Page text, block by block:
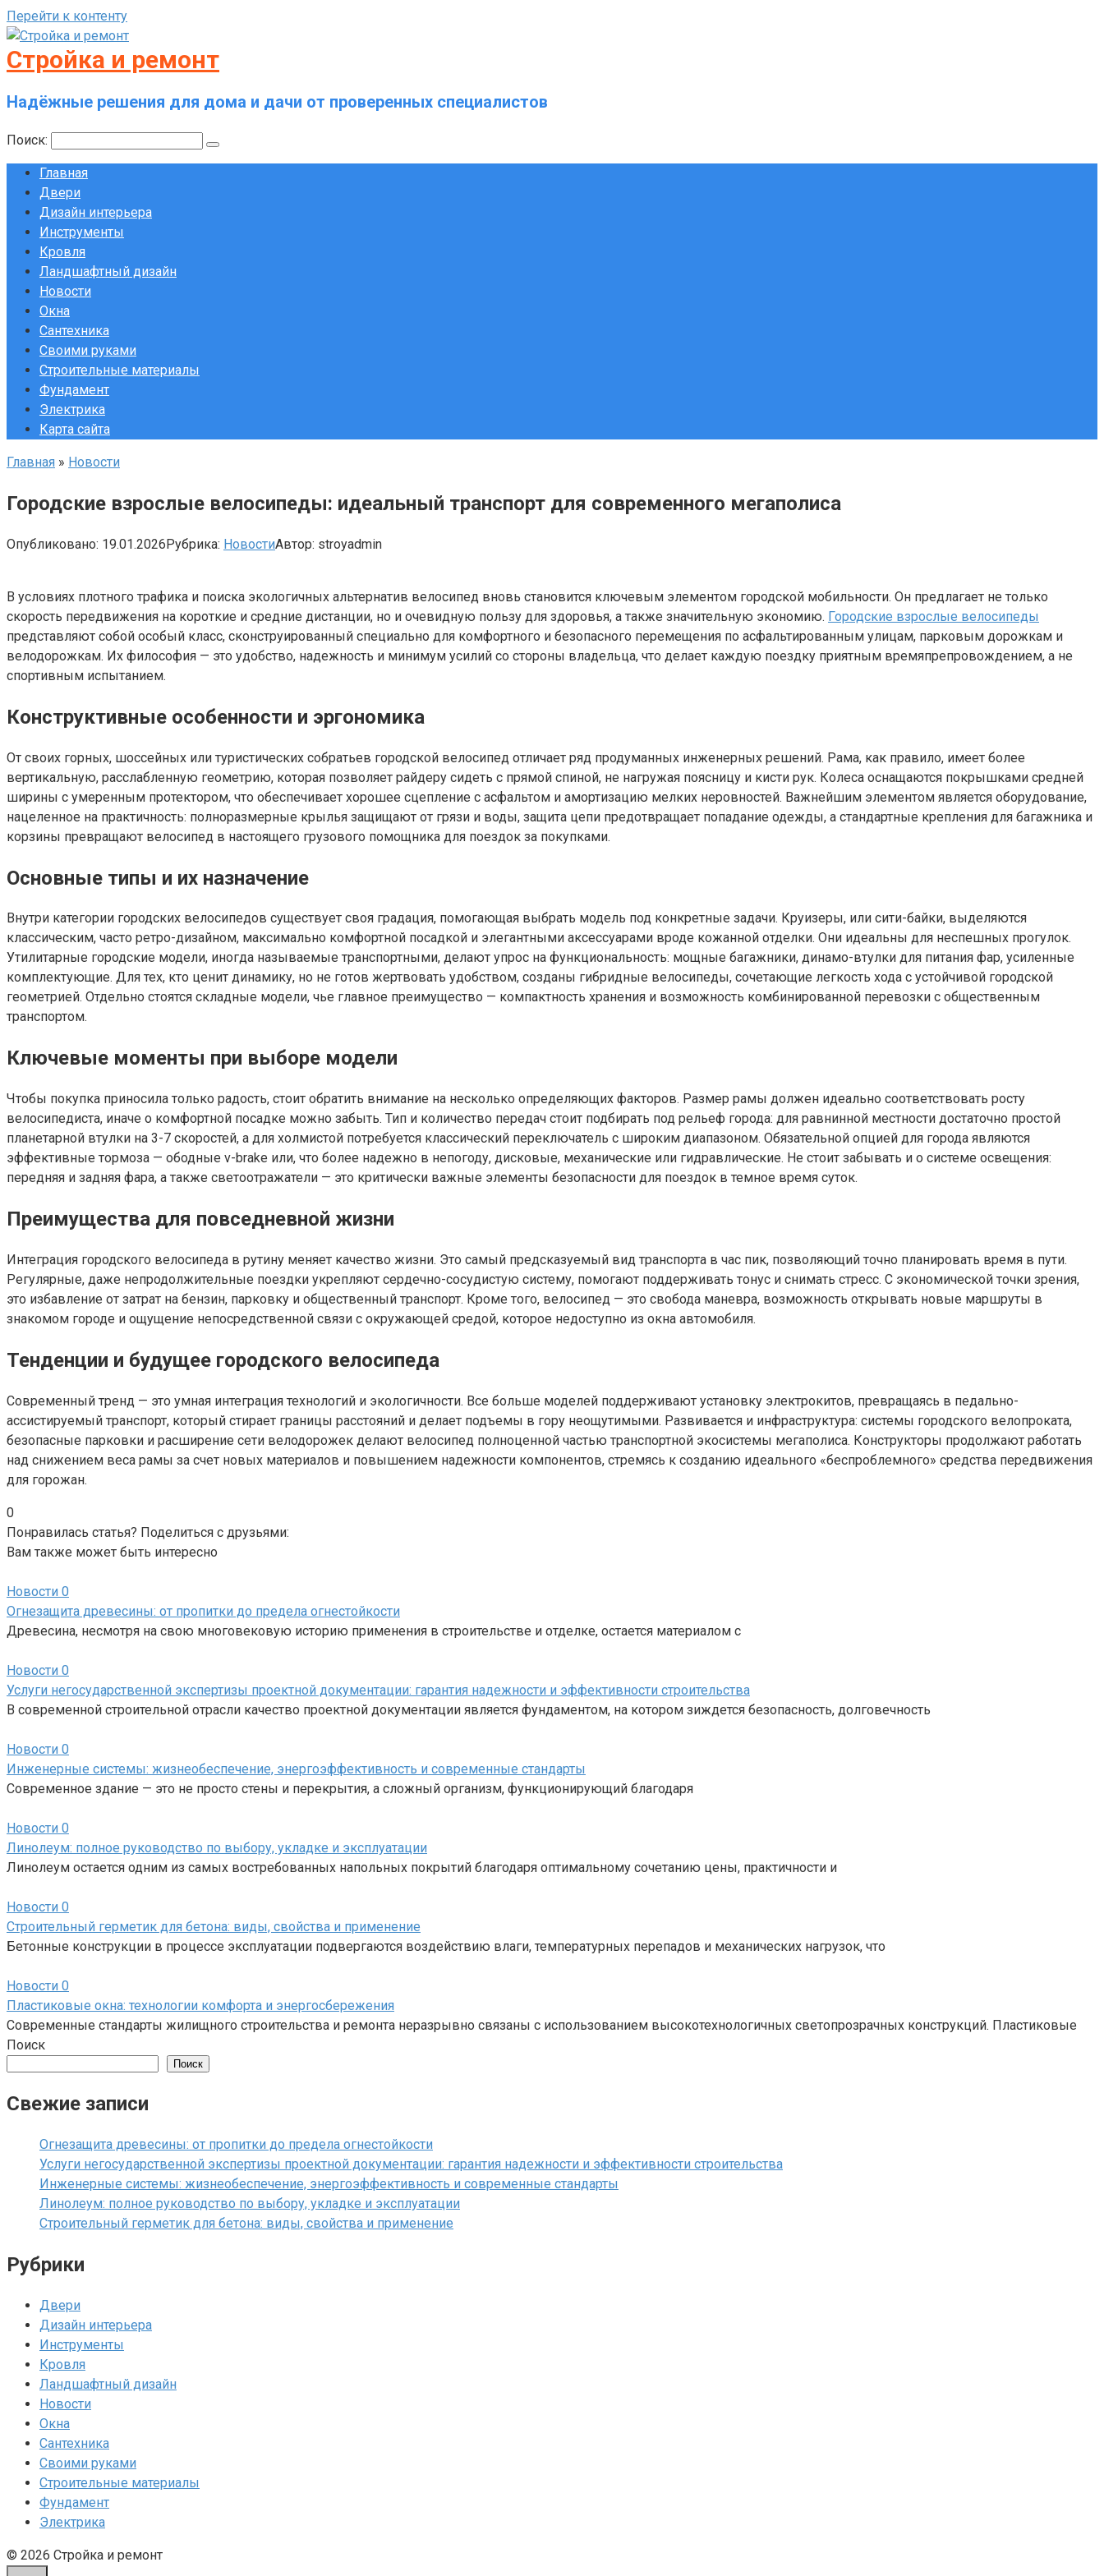
Перейти к контенту
Стройка и ремонт
Надёжные решения для дома и дачи от проверенных специалистов
Поиск:
Главная
Двери
Дизайн интерьера
Инструменты
Кровля
Ландшафтный дизайн
Новости
Окна
Сантехника
Своими руками
Строительные материалы
Фундамент
Электрика
Карта сайта
Главная » Новости
Городские взрослые велосипеды: идеальный транспорт для современного мегаполиса
Опубликовано: 19.01.2026Рубрика: НовостиАвтор: stroyadmin
В условиях плотного трафика и поиска экологичных альтернатив велосипед вновь становится ключевым элементом городской мобильности. Он предлагает не только
скорость передвижения на короткие и средние дистанции, но и очевидную пользу для здоровья, а также значительную экономию. Городские взрослые велосипеды
представляют собой особый класс, сконструированный специально для комфортного и безопасного перемещения по асфальтированным улицам, парковым дорожкам и
велодорожкам. Их философия — это удобство, надежность и минимум усилий со стороны владельца, что делает каждую поездку приятным времяпрепровождением, а не
спортивным испытанием.
Конструктивные особенности и эргономика
От своих горных, шоссейных или туристических собратьев городской велосипед отличает ряд продуманных инженерных решений. Рама, как правило, имеет более
вертикальную, расслабленную геометрию, которая позволяет райдеру сидеть с прямой спиной, не нагружая поясницу и кисти рук. Колеса оснащаются покрышками средней
ширины с умеренным протектором, что обеспечивает хорошее сцепление с асфальтом и амортизацию мелких неровностей. Важнейшим элементом является оборудование,
нацеленное на практичность: полноразмерные крылья защищают от грязи и воды, защита цепи предотвращает попадание одежды, а стандартные крепления для багажника и
корзины превращают велосипед в настоящего грузового помощника для поездок за покупками.
Основные типы и их назначение
Внутри категории городских велосипедов существует своя градация, помогающая выбрать модель под конкретные задачи. Круизеры, или сити-байки, выделяются
классическим, часто ретро-дизайном, максимально комфортной посадкой и элегантными аксессуарами вроде кожанной отделки. Они идеальны для неспешных прогулок.
Утилитарные городские модели, иногда называемые транспортными, делают упрос на функциональность: мощные багажники, динамо-втулки для питания фар, усиленные
комплектующие. Для тех, кто ценит динамику, но не готов жертвовать удобством, созданы гибридные велосипеды, сочетающие легкость хода с устойчивой городской
геометрией. Отдельно стоятся складные модели, чье главное преимущество — компактность хранения и возможность комбинированной перевозки с общественным
транспортом.
Ключевые моменты при выборе модели
Чтобы покупка приносила только радость, стоит обратить внимание на несколько определяющих факторов. Размер рамы должен идеально соответствовать росту
велосипедиста, иначе о комфортной посадке можно забыть. Тип и количество передач стоит подбирать под рельеф города: для равнинной местности достаточно простой
планетарной втулки на 3-7 скоростей, а для холмистой потребуется классический переключатель с широким диапазоном. Обязательной опцией для города являются
эффективные тормоза — ободные v-brake или, что более надежно в непогоду, дисковые, механические или гидравлические. Не стоит забывать и о системе освещения:
передняя и задняя фара, а также светоотражатели — это критически важные элементы безопасности для поездок в темное время суток.
Преимущества для повседневной жизни
Интеграция городского велосипеда в рутину меняет качество жизни. Это самый предсказуемый вид транспорта в час пик, позволяющий точно планировать время в пути.
Регулярные, даже непродолжительные поездки укрепляют сердечно-сосудистую систему, помогают поддерживать тонус и снимать стресс. С экономической точки зрения,
это избавление от затрат на бензин, парковку и общественный транспорт. Кроме того, велосипед — это свобода маневра, возможность открывать новые маршруты в
знакомом городе и ощущение непосредственной связи с окружающей средой, которое недоступно из окна автомобиля.
Тенденции и будущее городского велосипеда
Современный тренд — это умная интеграция технологий и экологичности. Все больше моделей поддерживают установку электрокитов, превращаясь в педально-
ассистируемый транспорт, который стирает границы расстояний и делает подъемы в гору неощутимыми. Развивается и инфраструктура: системы городского велопроката,
безопасные парковки и расширение сети велодорожек делают велосипед полноценной частью транспортной экосистемы мегаполиса. Конструкторы продолжают работать
над снижением веса рамы за счет новых материалов и повышением надежности компонентов, стремясь к созданию идеального «беспроблемного» средства передвижения
для горожан.
0
Понравилась статья? Поделиться с друзьями:
Вам также может быть интересно
Новости 0
Огнезащита древесины: от пропитки до предела огнестойкости
Древесина, несмотря на свою многовековую историю применения в строительстве и отделке, остается материалом с
Новости 0
Услуги негосударственной экспертизы проектной документации: гарантия надежности и эффективности строительства
В современной строительной отрасли качество проектной документации является фундаментом, на котором зиждется безопасность, долговечность
Новости 0
Инженерные системы: жизнеобеспечение, энергоэффективность и современные стандарты
Современное здание — это не просто стены и перекрытия, а сложный организм, функционирующий благодаря
Новости 0
Линолеум: полное руководство по выбору, укладке и эксплуатации
Линолеум остается одним из самых востребованных напольных покрытий благодаря оптимальному сочетанию цены, практичности и
Новости 0
Строительный герметик для бетона: виды, свойства и применение
Бетонные конструкции в процессе эксплуатации подвергаются воздействию влаги, температурных перепадов и механических нагрузок, что
Новости 0
Пластиковые окна: технологии комфорта и энергосбережения
Современные стандарты жилищного строительства и ремонта неразрывно связаны с использованием высокотехнологичных светопрозрачных конструкций. Пластиковые
Поиск
Поиск
Свежие записи
Огнезащита древесины: от пропитки до предела огнестойкости
Услуги негосударственной экспертизы проектной документации: гарантия надежности и эффективности строительства
Инженерные системы: жизнеобеспечение, энергоэффективность и современные стандарты
Линолеум: полное руководство по выбору, укладке и эксплуатации
Строительный герметик для бетона: виды, свойства и применение
Рубрики
Двери
Дизайн интерьера
Инструменты
Кровля
Ландшафтный дизайн
Новости
Окна
Сантехника
Своими руками
Строительные материалы
Фундамент
Электрика
© 2026 Стройка и ремонт